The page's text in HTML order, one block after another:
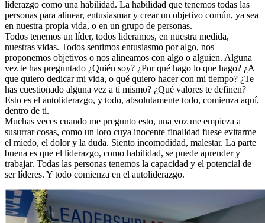
liderazgo como una habilidad. La habilidad que tenemos todas las
personas para alinear, entusiasmar y crear un objetivo común, ya sea
en nuestra propia vida, o en un grupo de personas.
Todos tenemos un líder, todos lideramos, en nuestra medida,
nuestras vidas. Todos sentimos entusiasmo por algo, nos
proponemos objetivos o nos alineamos con algo o alguien. Alguna
vez te has preguntado ¿Quién soy? ¿Por qué hago lo que hago? ¿A
que quiero dedicar mi vida, o qué quiero hacer con mi tiempo? ¿Te
has cuestionado alguna vez a ti mismo? ¿Qué valores te definen?
Esto es el autoliderazgo, y todo, absolutamente todo, comienza aquí,
dentro de ti.
Muchas veces cuando me pregunto esto, una voz me empieza a
susurrar cosas, como un loro cuya inocente finalidad fuese evitarme
el miedo, el dolor y la duda. Siento incomodidad, malestar. La parte
buena es que el liderazgo, como habilidad, se puede aprender y
trabajar. Todas las personas tenemos la capacidad y el potencial de
ser líderes. Y todo comienza en el autoliderazgo.